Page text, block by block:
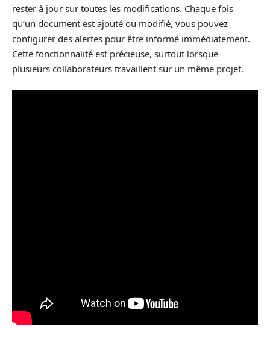
rester à jour sur toutes les modifications. Chaque fois
qu’un document est ajouté ou modifié, vous pouvez
configurer des alertes pour être informé immédiatement.
Cette fonctionnalité est précieuse, surtout lorsque
plusieurs collaborateurs travaillent sur un même projet.